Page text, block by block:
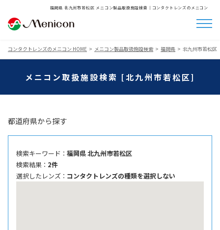
福岡県 北九州市若松区 メニコン製品取扱施設検索│コンタクトレンズのメニコン
コンタクトレンズのメニコン HOME メニコン製品取扱施設検索 福岡県 北九州市若松区
メニコン取扱施設検索 [北九州市若松区]
都道府県から探す
検索キーワード ： 福岡県 北九州市若松区
検索結果 ： 2件
選択したレンズ ： コンタクトレンズの種類を選択しない